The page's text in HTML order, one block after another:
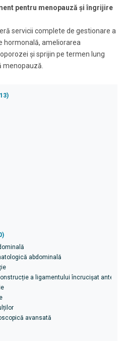
pentru menopauză și îngrijire
servicii complete de gestionare a
hormonală, ameliorarea
și sprijin pe termen lung
abdominală
a ligamentului încrucișat anterior
avansată